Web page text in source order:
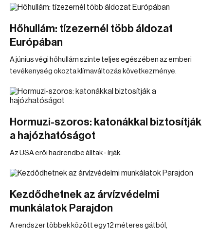
Hőhullám: tízezernél több áldozat
Európában
A június végi hőhullám szinte teljes egészében az emberi
tevékenység okozta klímaváltozás következménye.
Hormuzi-szoros: katonákkal biztosítják
a hajózhatóságot
Az USA erői hadrendbe álltak - írják.
Kezdődhetnek az árvízvédelmi
munkálatok Parajdon
A rendszer többek között egy 12 méteres gátból,